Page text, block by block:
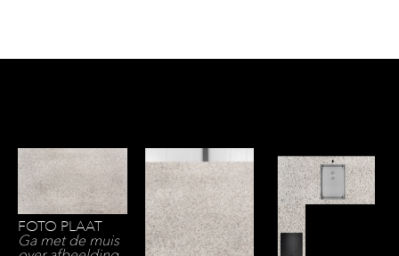
FOTO PLAAT
Ga met de muis